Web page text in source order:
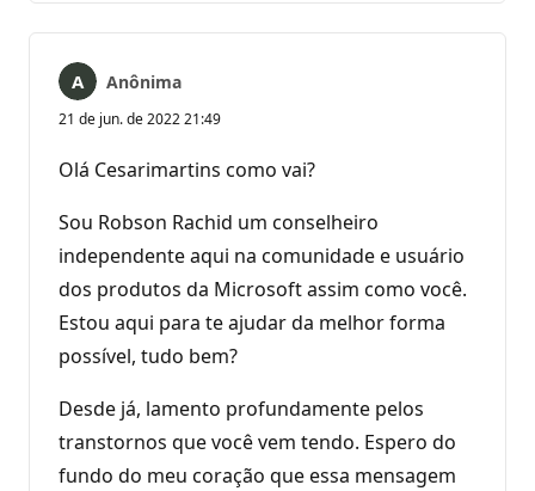
Anônima
21 de jun. de 2022 21:49
Olá Cesarimartins como vai?
Sou Robson Rachid um conselheiro
independente aqui na comunidade e usuário
dos produtos da Microsoft assim como você.
Estou aqui para te ajudar da melhor forma
possível, tudo bem?
Desde já, lamento profundamente pelos
transtornos que você vem tendo. Espero do
fundo do meu coração que essa mensagem